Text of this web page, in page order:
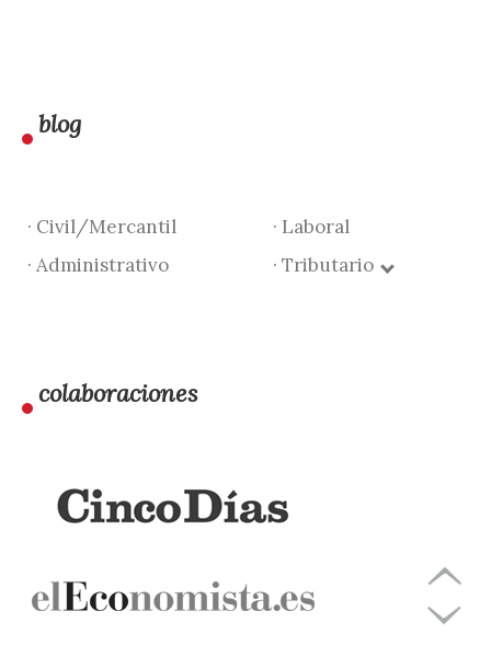
blog
· Civil/Mercantil
· Laboral
· Administrativo
· Tributario
colaboraciones